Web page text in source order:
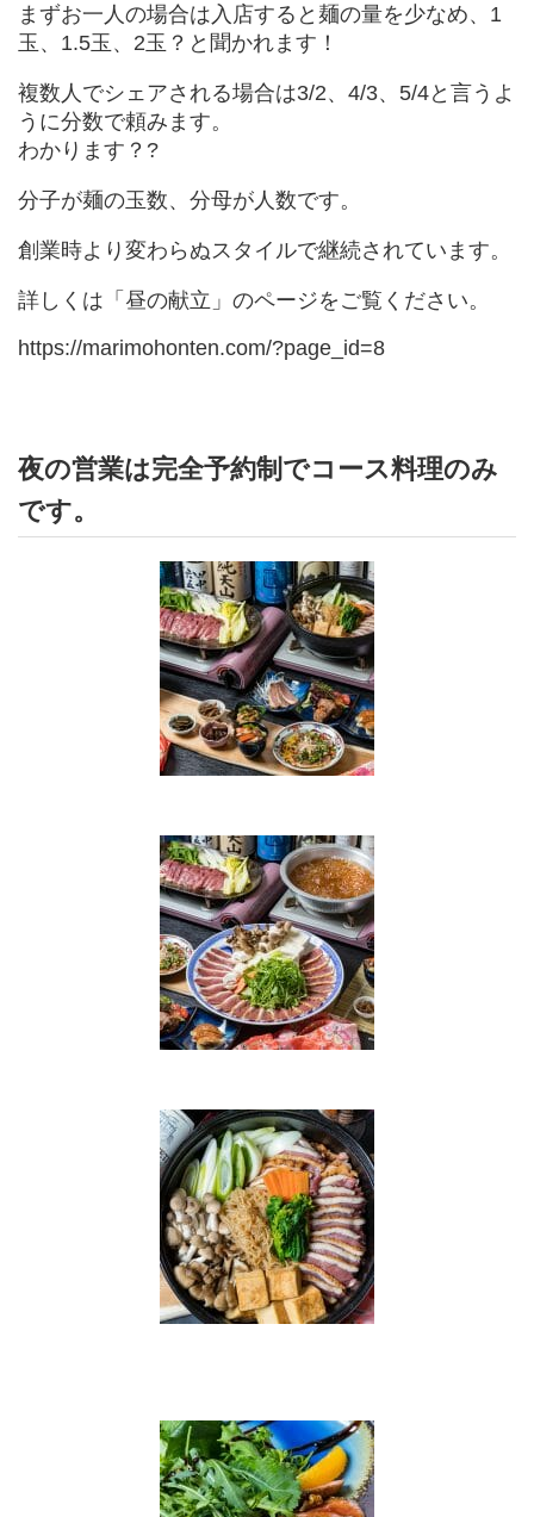
まずお一人の場合は入店すると麺の量を少なめ、1
玉、1.5玉、2玉？と聞かれます！
複数人でシェアされる場合は3/2、4/3、5/4と言うよ
うに分数で頼みます。
わかります？?
分子が麺の玉数、分母が人数です。
創業時より変わらぬスタイルで継続されています。
詳しくは「昼の献立」のページをご覧ください。
https://marimohonten.com/?page_id=8
夜の営業は完全予約制でコース料理のみ
です。